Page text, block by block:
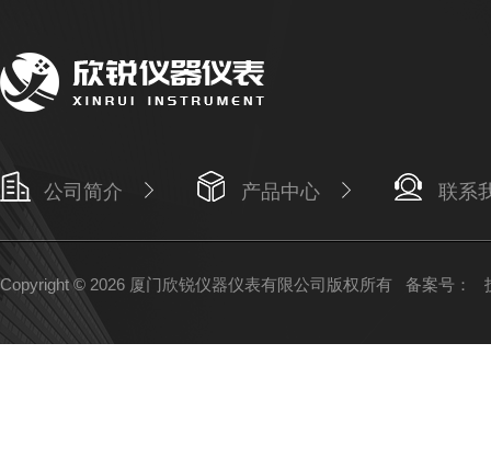
公司简介 产品中心 联系
Copyright © 2026 厦门欣锐仪器仪表有限公司版权所有 备案号：